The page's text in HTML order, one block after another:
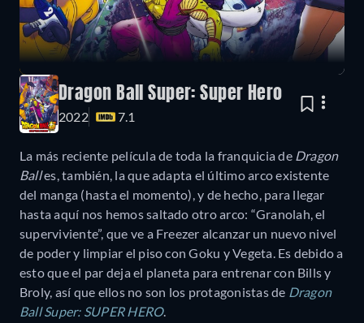
Dragon Ball Super: Super Hero
2022 7.1
La más reciente película de toda la franquicia de Dragon
Balles, también, la que adapta el último arco existente
del manga (hasta el momento), y de hecho, para llegar
hasta aquí nos hemos saltado otro arco: “Granolah, el
superviviente”, que ve a Freezer alcanzar un nuevo nivel
de poder y limpiar el piso con Goku y Vegeta. Es debido a
esto que el par deja el planeta para entrenar con Bills y
Broly, así que ellos no son los protagonistas de Dragon
Ball Super: SUPER HERO.